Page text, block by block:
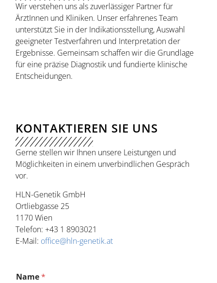
Wir verstehen uns als zuverlässiger Partner für
ÄrztInnen und Kliniken. Unser erfahrenes Team
unterstützt Sie in der Indikationsstellung, Auswahl
geeigneter Testverfahren und Interpretation der
Ergebnisse. Gemeinsam schaffen wir die Grundlage
für eine präzise Diagnostik und fundierte klinische
Entscheidungen.
KONTAKTIEREN SIE UNS
Gerne stellen wir Ihnen unsere Leistungen und
Möglichkeiten in einem unverbindlichen Gespräch
vor.
HLN-Genetik GmbH
Ortliebgasse 25
1170 Wien
Telefon: +43 1 8903021
E-Mail: office@hln-genetik.at
Name*